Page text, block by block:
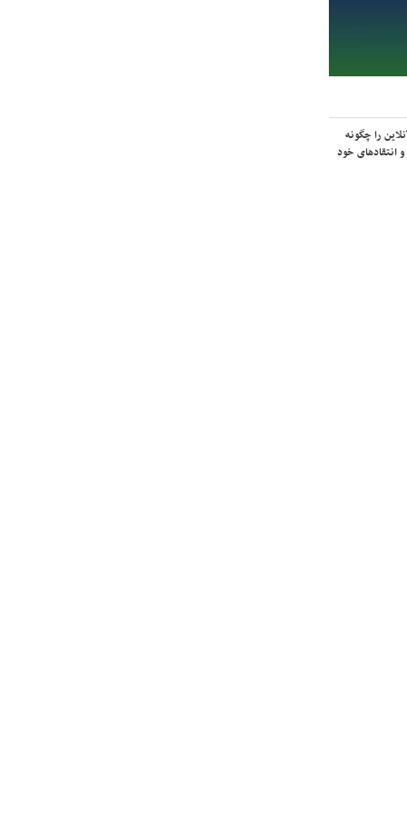
را چگونه
انتقادهای خود